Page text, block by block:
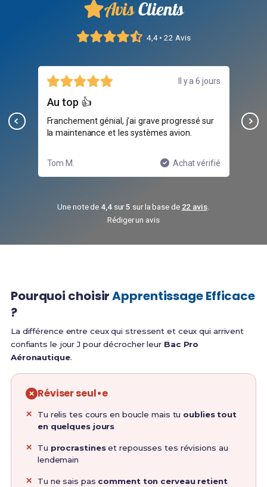
AvisClients
4,4 • 22 Avis
Il y a 6 jours
Au top 👍
Franchement génial, j’ai grave progressé sur
la maintenance et les systèmes avion.
Tom M. Achat vérifié
Une note de 4,4sur5 sur la base de 22 avis.
Rédiger un avis
Pourquoi choisirApprentissage Efficace
?
La différence entre ceux qui stressent et ceux qui arrivent
confiants le jour J pour décrocher leur Bac Pro
Aéronautique.
Réviser seul•e
Tu relis tes cours en boucle mais tu oublies tout
en quelques jours
Tu procrastineset repousses tes révisions au
lendemain
Tu ne sais pas comment ton cerveau retient